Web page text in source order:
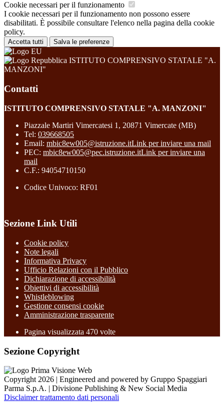
Cookie necessari per il funzionamento
I cookie necessari per il funzionamento non possono essere
disabilitati. È possibile consultare l'elenco nella pagina della cookie
policy.
Accetta tutti Salva le preferenze
ISTITUTO COMPRENSIVO STATALE "A.
MANZONI"
Contatti
ISTITUTO COMPRENSIVO STATALE "A. MANZONI"
Piazzale Martiri Vimercatesi 1, 20871 Vimercate (MB)
Tel: 039668505
Email: mbic8ew005@istruzione.itLink per inviare una mail
PEC: mbic8ew005@pec.istruzione.itLink per inviare una
mail
C.F.: 94054710150
Codice Univoco: RF01
Sezione Link Utili
Cookie policy
Note legali
Informativa Privacy
Ufficio Relazioni con il Pubblico
Dichiarazione di accessibilità
Obiettivi di accessibilità
Whistleblowing
Gestione consensi cookie
Amministrazione trasparente
Pagina visualizzata 470 volte
Sezione Copyright
Copyright 2026 | Engineered and powered by Gruppo Spaggiari
Parma S.p.A. | Divisione Publishing & New Social Media
Disclaimer trattamento dati personali